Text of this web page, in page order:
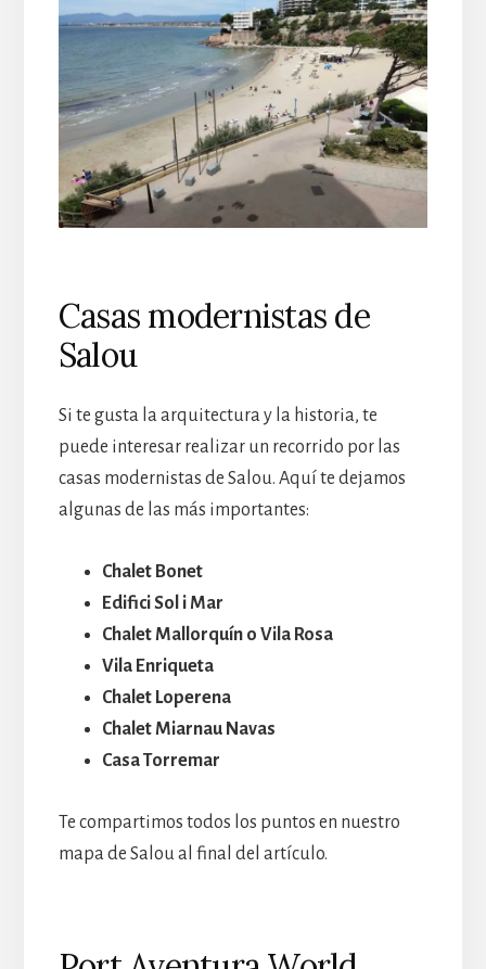
Casas modernistas de
Salou
Si te gusta la arquitectura y la historia, te
puede interesar realizar un recorrido por las
casas modernistas de Salou. Aquí te dejamos
algunas de las más importantes:
Chalet Bonet
Edifici Sol i Mar
Chalet Mallorquín o Vila Rosa
Vila Enriqueta
Chalet Loperena
Chalet Miarnau Navas
Casa Torremar
Te compartimos todos los puntos en nuestro
mapa de Salou al final del artículo.